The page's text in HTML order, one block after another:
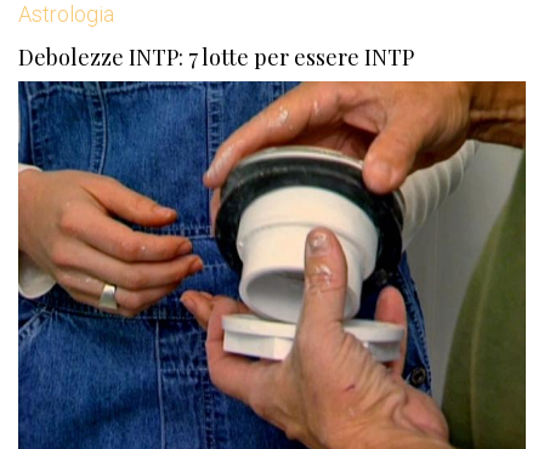
Astrologia
Debolezze INTP: 7 lotte per essere INTP